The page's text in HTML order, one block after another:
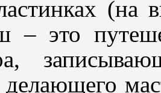
(на
–это
,